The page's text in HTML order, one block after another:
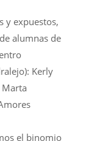
y expuestos,
alumnas de
Kerly
Marta
el binomio